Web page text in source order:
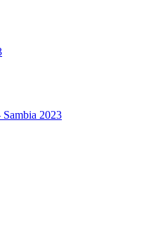
2023